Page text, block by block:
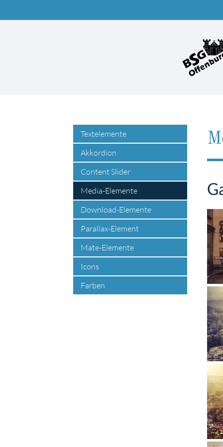
Textelemente
Akkordion
Content Slider
Media-Elemente
Download-Elemente
Parallax-Element
Mate-Elemente
Icons
Farben